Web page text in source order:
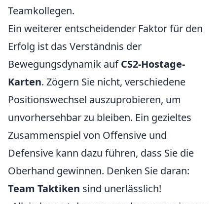
Teamkollegen.
Ein weiterer entscheidender Faktor für den
Erfolg ist das Verständnis der
Bewegungsdynamik aufCS2-Hostage-
Karten. Zögern Sie nicht, verschiedene
Positionswechsel auszuprobieren, um
unvorhersehbar zu bleiben. Ein gezieltes
Zusammenspiel von Offensive und
Defensive kann dazu führen, dass Sie die
Oberhand gewinnen. Denken Sie daran:
Team Taktiken sind unerlässlich!